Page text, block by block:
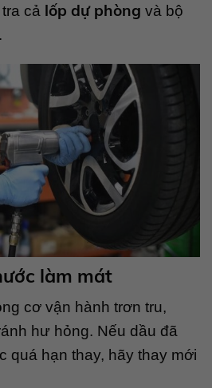
cả lốp dự phòng và bộ
làm mát
cơ vận hành trơn tru,
hư hỏng. Nếu dầu đã
quá hạn thay, hãy thay mới